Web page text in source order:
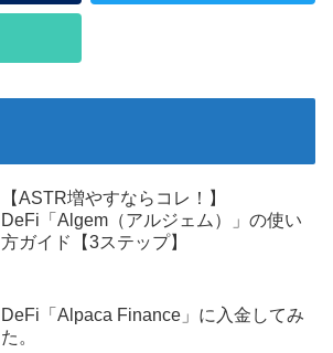
【ASTR増やすならコレ！】
DeFi「Algem（アルジェム）」の使い
方ガイド【3ステップ】
DeFi「Alpaca Finance」に入金してみ
た。